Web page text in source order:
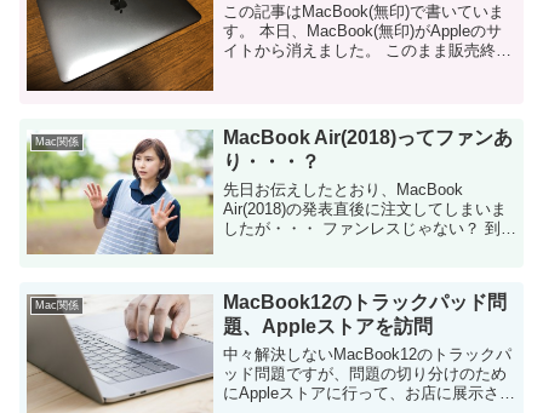
この記事はMacBook(無印)で書いていま
す。 本日、MacBook(無印)がAppleのサ
イトから消えました。 このまま販売終了
Mac関係
MacBook Air(2018)ってファンあ
り・・・？
先日お伝えしたとおり、MacBook
Air(2018)の発表直後に注文してしまいま
したが・・・ ファンレスじゃない？ 到着
Mac関係
MacBook12のトラックパッド問
題、Appleストアを訪問
中々解決しないMacBook12のトラックパ
ッド問題ですが、問題の切り分けのため
にAppleストアに行って、お店に展示され